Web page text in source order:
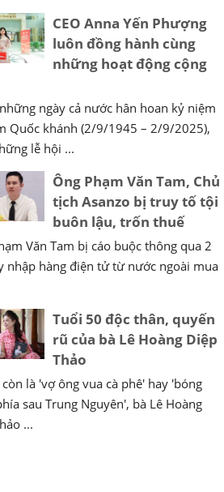
CEO Anna Yến Phượng
luôn đồng hành cùng
những hoạt động cộng
ngày cả nước hân hoan kỷ niệm
Quốc khánh (2/9/1945 – 2/9/2025),
lễ hội ...
Ông Phạm Văn Tam, Chủ
tịch Asanzo bị truy tố tội
buôn lậu, trốn thuế
Văn Tam bị cáo buộc thông qua 2
nhập hàng điện tử từ nước ngoài mua
Tuổi 50 độc thân, quyến
rũ của bà Lê Hoàng Diệp
Thảo
còn là 'vợ ông vua cà phê' hay 'bóng
sau Trung Nguyên', bà Lê Hoàng
...